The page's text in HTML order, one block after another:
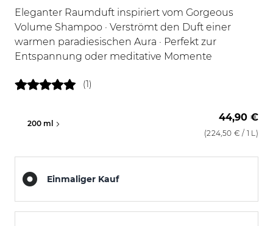
Eleganter Raumduft inspiriert vom Gorgeous
Volume Shampoo · Verströmt den Duft einer
warmen paradiesischen Aura · Perfekt zur
Entspannung oder meditative Momente
(1)
200 ml
44,90 €
(224,50 € / 1 L)
Einmaliger Kauf